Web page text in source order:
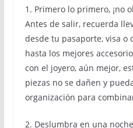
1. Primero lo primero, ¡no
Antes de salir, recuerda
desde tu pasaporte, visa
hasta los mejores
con el joyero, aún mejor,
piezas no se dañen y
organización para
2. Deslumbra en una